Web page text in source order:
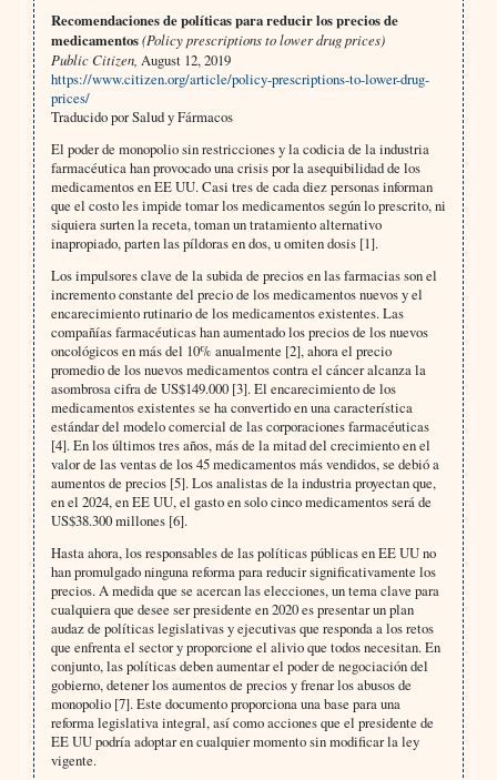
Recomendaciones de políticas para reducir los precios de
medicamentos(Policy prescriptions to lower drug prices)
Public Citizen, August 12, 2019
https://www.citizen.org/article/policy-prescriptions-to-lower-drug-
prices/
Traducido por Salud y Fármacos
El poder de monopolio sin restricciones y la codicia de la industria
farmacéutica han provocado una crisis por la asequibilidad de los
medicamentos en EE UU. Casi tres de cada diez personas informan
que el costo les impide tomar los medicamentos según lo prescrito, ni
siquiera surten la receta, toman un tratamiento alternativo
inapropiado, parten las píldoras en dos, u omiten dosis [1].
Los impulsores clave de la subida de precios en las farmacias son el
incremento constante del precio de los medicamentos nuevos y el
encarecimiento rutinario de los medicamentos existentes. Las
compañías farmacéuticas han aumentado los precios de los nuevos
oncológicos en más del 10% anualmente [2], ahora el precio
promedio de los nuevos medicamentos contra el cáncer alcanza la
asombrosa cifra de US$149.000 [3]. El encarecimiento de los
medicamentos existentes se ha convertido en una característica
estándar del modelo comercial de las corporaciones farmacéuticas
[4]. En los últimos tres años, más de la mitad del crecimiento en el
valor de las ventas de los 45 medicamentos más vendidos, se debió a
aumentos de precios [5]. Los analistas de la industria proyectan que,
en el 2024, en EE UU, el gasto en solo cinco medicamentos será de
US$38.300 millones [6].
Hasta ahora, los responsables de las políticas públicas en EE UU no
han promulgado ninguna reforma para reducir significativamente los
precios. A medida que se acercan las elecciones, un tema clave para
cualquiera que desee ser presidente en 2020 es presentar un plan
audaz de políticas legislativas y ejecutivas que responda a los retos
que enfrenta el sector y proporcione el alivio que todos necesitan. En
conjunto, las políticas deben aumentar el poder de negociación del
gobierno, detener los aumentos de precios y frenar los abusos de
monopolio [7]. Este documento proporciona una base para una
reforma legislativa integral, así como acciones que el presidente de
EE UU podría adoptar en cualquier momento sin modificar la ley
vigente.